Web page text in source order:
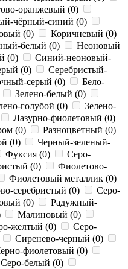
оранжевый (0)
чёрный-синий (0)
(0) Коричневый (0)
белый (0)
Неоновый
(0)
Синий-неоновый-
(0)
Серебристый-
серый (0)
Бело-
Зелено-белый (0)
голубой (0)
Зелено-
Лазурно-фиолетовый (0)
(0) Разноцветный (0)
(0)
Черный-зеленый-
Фуксия (0)
Серо-
(0)
Фиолетово-
Фиолетовый металлик (0)
серебристый (0)
Серо-
(0)
Радужный-
Малиновый (0)
желтый (0)
Серо-
Сиренево-черный (0)
фиолетовый (0)
Серо-белый (0)